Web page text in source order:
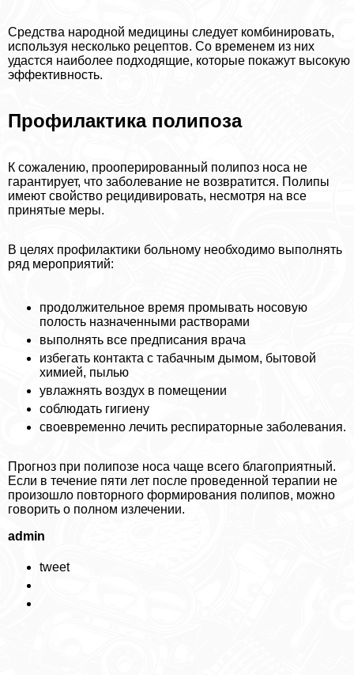
Средства народной медицины следует комбинировать,
используя несколько рецептов. Со временем из них
удастся наиболее подходящие, которые покажут высокую
эффективность.
Профилактика полипоза
К сожалению, прооперированный полипоз носа не
гарантирует, что заболевание не возвратится. Полипы
имеют свойство рецидивировать, несмотря на все
принятые меры.
В целях профилактики больному необходимо выполнять
ряд мероприятий:
продолжительное время промывать носовую
полость назначенными растворами
выполнять все предписания врача
избегать контакта с табачным дымом, бытовой
химией, пылью
увлажнять воздух в помещении
соблюдать гигиену
своевременно лечить респираторные заболевания.
Прогноз при полипозе носа чаще всего благоприятный.
Если в течение пяти лет после проведенной терапии не
произошло повторного формирования полипов, можно
говорить о полном излечении.
admin
tweet